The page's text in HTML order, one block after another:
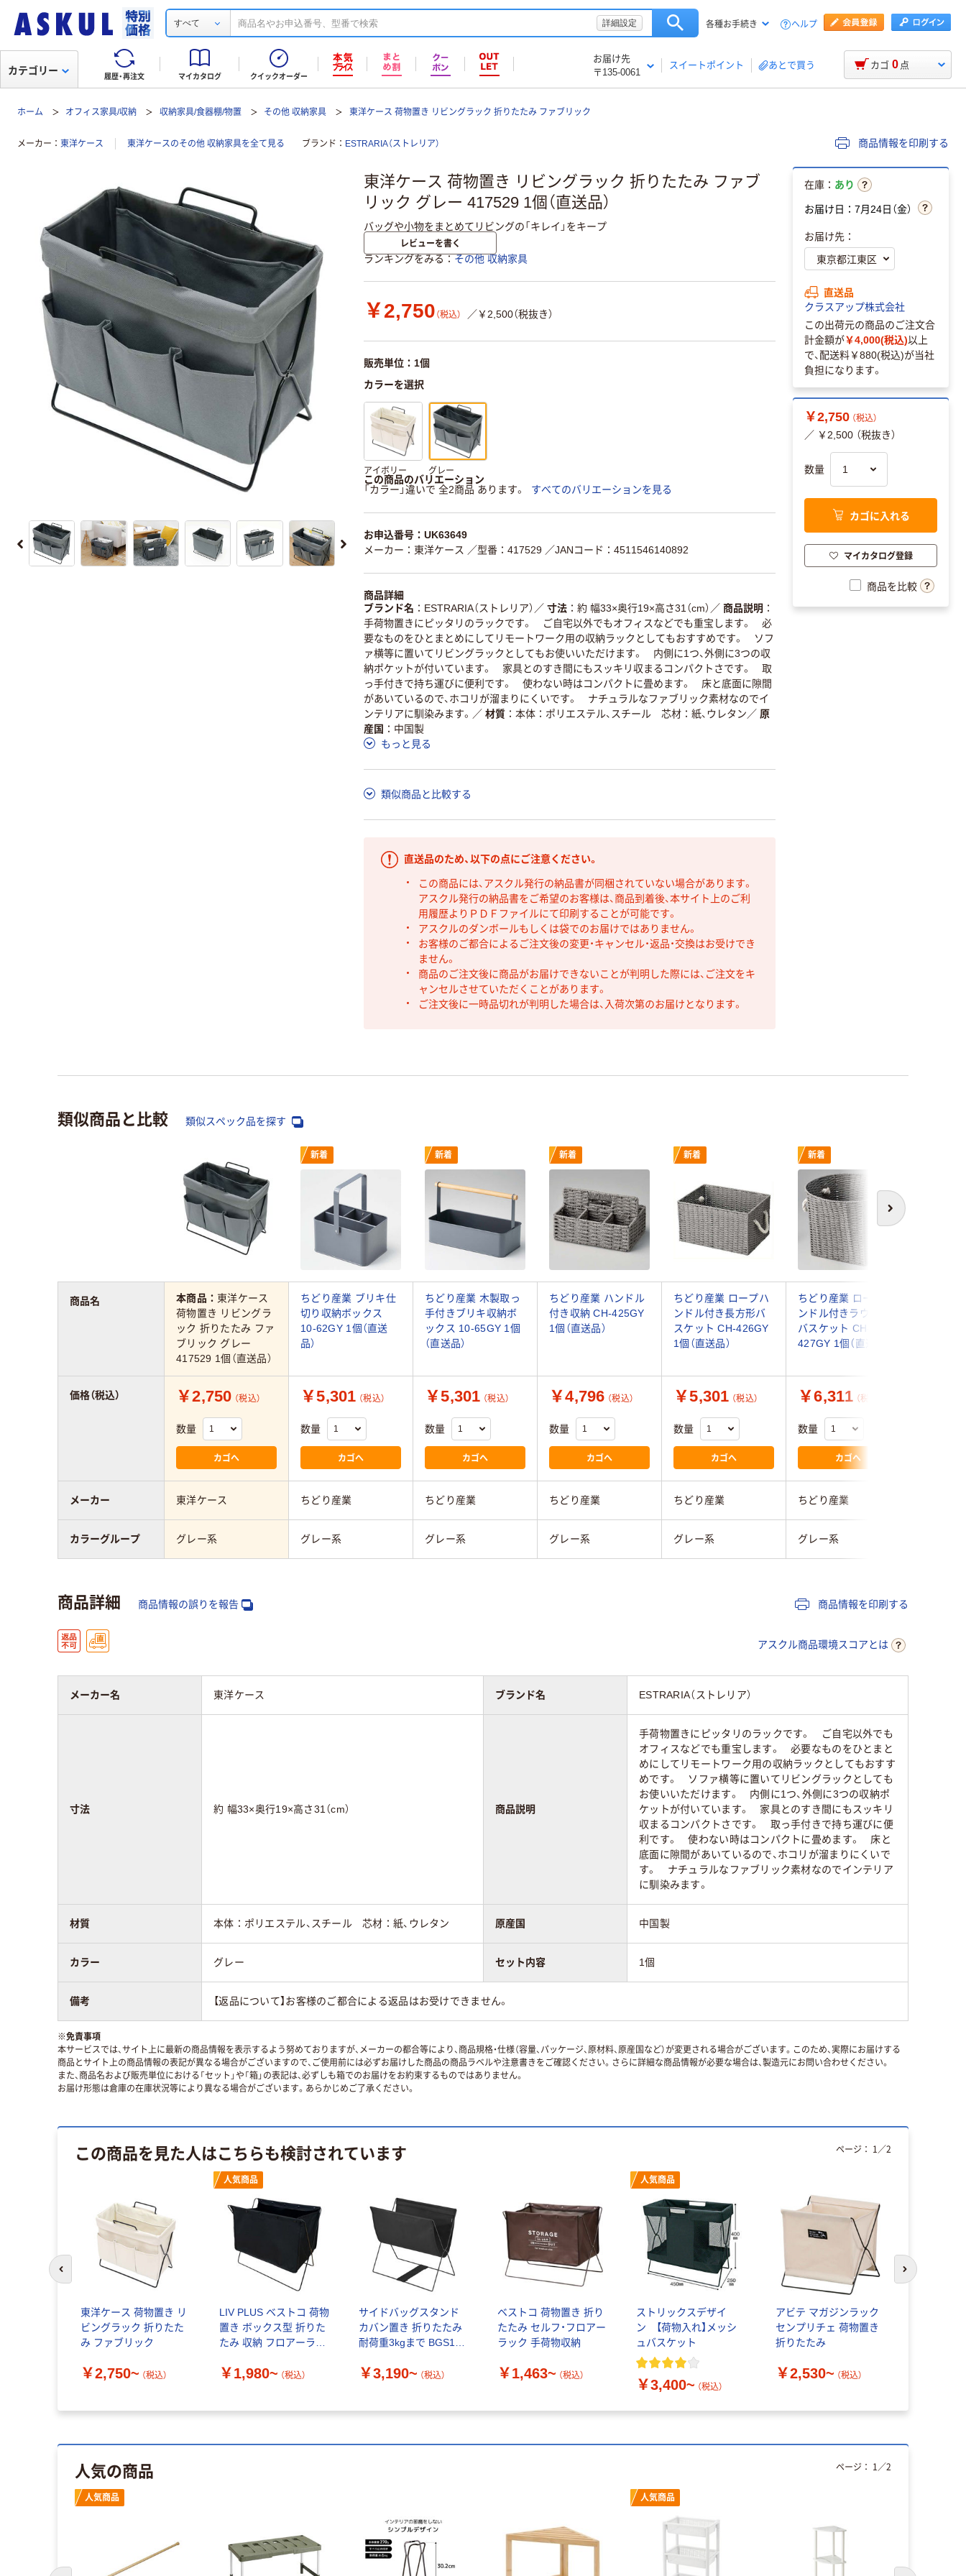
すべて 詳細設定 各種お手続き ヘルプ
履歴・再注文 マイカタログ クイックオーダー
お届け先
〒135-0061
スイートポイント あとで買う
カテゴリー カゴ 0 点
ホーム オフィス家具/収納 収納家具/食器棚/物置 その他 収納家具 東洋ケース 荷物置き リビングラック 折りたたみ ファブリック
メーカー 東洋ケース 東洋ケースのその他 収納家具を全て見る ブランド ESTRARIA（ストレリア） 商品情報を印刷する
東洋ケース 荷物置き リビングラック 折りたたみ ファブ
リック グレー 417529 1個（直送品）
バッグや小物をまとめてリビングの「キレイ」をキープ
レビューを書く
ランキングをみる その他 収納家具
￥2,750 （税込） ／￥2,500（税抜き）
販売単位：1個
カラーを選択
アイボリー グレー
この商品のバリエーション
「カラー」違いで 全2商品 あります。
すべてのバリエーションを見る
お申込番号：UK63649
メーカー：東洋ケース ／型番：417529 ／JANコード：4511546140892
商品詳細
ブランド名
ESTRARIA（ストレリア） ／ 寸法 約 幅33×奥行19×高さ31（cm） ／ 商品説明
手荷物置きにピッタリのラックです。 ご自宅以外でもオフィスなどでも重宝します。 必
要なものをひとまとめにしてリモートワーク用の収納ラックとしてもおすすめです。 ソフ
ァ横等に置いてリビングラックとしてもお使いいただけます。 内側に1つ、外側に3つの収
納ポケットが付いています。 家具とのすき間にもスッキリ収まるコンパクトさです。 取
っ手付きで持ち運びに便利です。 使わない時はコンパクトに畳めます。 床と底面に隙間
があいているので、ホコリが溜まりにくいです。 ナチュラルなファブリック素材なのでイ
ンテリアに馴染みます。 ／ 材質 本体：ポリエステル、スチール 芯材：紙、ウレタン ／ 原
産国
中国製
もっと見る
類似商品と比較する
直送品のため、以下の点にご注意ください。
この商品には、アスクル発行の納品書が同梱されていない場合があります。
アスクル発行の納品書をご希望のお客様は、商品到着後、本サイト上のご利
用履歴よりＰＤＦファイルにて印刷することが可能です。
アスクルのダンボールもしくは袋でのお届けではありません。
お客様のご都合によるご注文後の変更・キャンセル・返品・交換はお受けでき
ません。
商品のご注文後に商品がお届けできないことが判明した際には、ご注文をキ
ャンセルさせていただくことがあります。
ご注文後に一時品切れが判明した場合は、入荷次第のお届けとなります。
在庫： あり
お届け日：7月24日（金）
お届け先：
直送品
クラスアップ株式会社
この出荷元の商品のご注文合
計金額が￥4,000(税込)以上
で、配送料￥880(税込)が当社
負担になります。
￥2,750 （税込）
／ ￥2,500 （税抜き）
数量
カゴに入れる
マイカタログ登録
商品を比較
類似商品と比較 類似スペック品を探す
次へ
新着 新着 新着 新着 新着
本商品： 東洋ケース
荷物置き リビングラ
ック 折りたたみ ファ
ブリック グレー
417529 1個（直送品）
ちどり産業 ブリキ仕
切り収納ボックス
10-62GY 1個（直送
品）
ちどり産業 木製取っ
手付きブリキ収納ボ
ックス 10-65GY 1個
（直送品）
ちどり産業 ハンドル
付き収納 CH-425GY
1個（直送品）
ちどり産業 ロープハ
ンドル付き長方形バ
スケット CH-426GY
1個（直送品）
ちどり産業 ロープハ
ンドル付きラウンド
バスケット CH-
427GY 1個（直送品）
￥2,750 （税込）
数量
カゴへ
￥5,301 （税込）
数量
カゴへ
￥5,301 （税込）
数量
カゴへ
￥4,796 （税込）
数量
カゴへ
￥5,301 （税込）
数量
カゴへ
￥6,311 （税込）
数量
カゴへ
東洋ケース ちどり産業 ちどり産業 ちどり産業 ちどり産業 ちどり産業
グレー系 グレー系 グレー系 グレー系 グレー系 グレー系
商品名
価格（税込）
メーカー
カラーグループ
商品詳細 商品情報の誤りを報告 商品情報を印刷する
アスクル商品環境スコアとは
メーカー名 東洋ケース ブランド名 ESTRARIA（ストレリア）
寸法 約 幅33×奥行19×高さ31（cm） 商品説明
手荷物置きにピッタリのラックです。 ご自宅以外でも
オフィスなどでも重宝します。 必要なものをひとまと
めにしてリモートワーク用の収納ラックとしてもおすす
めです。 ソファ横等に置いてリビングラックとしても
お使いいただけます。 内側に1つ、外側に3つの収納ポ
ケットが付いています。 家具とのすき間にもスッキリ
収まるコンパクトさです。 取っ手付きで持ち運びに便
利です。 使わない時はコンパクトに畳めます。 床と
底面に隙間があいているので、ホコリが溜まりにくいで
す。 ナチュラルなファブリック素材なのでインテリア
に馴染みます。
材質 本体：ポリエステル、スチール 芯材：紙、ウレタン 原産国 中国製
カラー グレー セット内容 1個
備考 【返品について】お客様のご都合による返品はお受けできません。
※免責事項
本サービスでは、サイト上に最新の商品情報を表示するよう努めておりますが、メーカーの都合等により、商品規格・仕様（容量、パッケージ、原材料、原産国など）が変更される場合がございます。このため、実際にお届けする
商品とサイト上の商品情報の表記が異なる場合がございますので、ご使用前には必ずお届けした商品の商品ラベルや注意書きをご確認ください。さらに詳細な商品情報が必要な場合は、製造元にお問い合わせください。
また、商品名および販売単位における「セット」や「箱」の表記は、必ずしも箱でのお届けをお約束するものではありません。
お届け形態は倉庫の在庫状況等により異なる場合がございます。あらかじめご了承ください。
この商品を見た人はこちらも検討されています
東洋ケース 荷物置き リ
ビングラック 折りたた
み ファブリック
￥2,750~ （税込）
人気商品
LIV PLUS ベストコ 荷物
置き ボックス型 折りた
たみ 収納 フロアーラッ
￥1,980~ （税込）
サイドバッグスタンド
カバン置き 折りたたみ
耐荷重3kgまで BGS100
￥3,190~ （税込）
ベストコ 荷物置き 折り
たたみ セルフ・フロアー
ラック 手荷物収納
￥1,463~ （税込）
人気商品
ストリックスデザイ
ン 【荷物入れ】メッシ
ュバスケット
￥3,400~ （税込）
アビテ マガジンラック
センプリチェ 荷物置き
折りたたみ
￥2,530~ （税込）
ページ： 1 ／2
前のスライドへ 次のスライド
人気の商品
人気商品 人気商品
ページ： 1 ／2